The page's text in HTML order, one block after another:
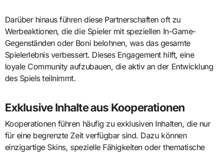
Darüber hinaus führen diese Partnerschaften oft zu
Werbeaktionen, die die Spieler mit speziellen In-Game-
Gegenständen oder Boni belohnen, was das gesamte
Spielerlebnis verbessert. Dieses Engagement hilft, eine
loyale Community aufzubauen, die aktiv an der Entwicklung
des Spiels teilnimmt.
Exklusive Inhalte aus Kooperationen
Kooperationen führen häufig zu exklusiven Inhalten, die nur
für eine begrenzte Zeit verfügbar sind. Dazu können
einzigartige Skins, spezielle Fähigkeiten oder thematische